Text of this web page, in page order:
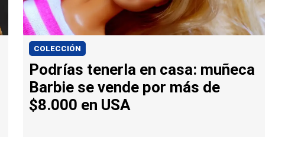
COLECCIÓN
Podrías tenerla en casa: muñeca
Barbie se vende por más de
$8.000 en USA